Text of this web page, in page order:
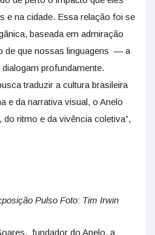
e na cidade. Essa relação foi se
baseada em admiração
de que nossas linguagens — a
profundamente.
traduzir a cultura brasileira
e da narrativa visual, o Anelo
ritmo e da vivência coletiva”,
Pulso Foto: Tim Irwin
fundador do Anelo, a